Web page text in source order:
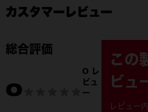
付属品
48-22-
カスタマーレビュー
総合評価
0
0 レ
ビュ
ー
この
ビュ
レビュー